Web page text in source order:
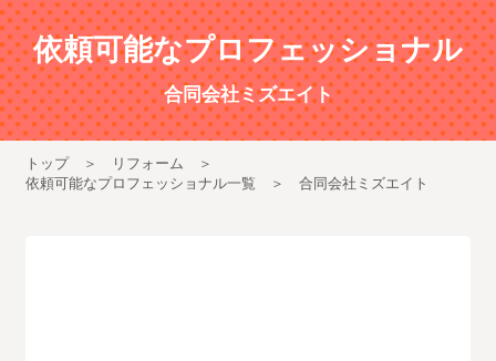
依頼可能なプロフェッショナル
合同会社ミズエイト
トップ
リフォーム
依頼可能なプロフェッショナル一覧
合同会社ミズエイト